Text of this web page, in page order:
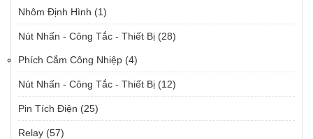
Nhôm Định Hình (1)
Nút Nhấn - Công Tắc - Thiết Bị (28)
Phích Cắm Công Nhiệp (4)
Nút Nhấn - Công Tắc - Thiết Bị (12)
Pin Tích Điện (25)
Relay (57)